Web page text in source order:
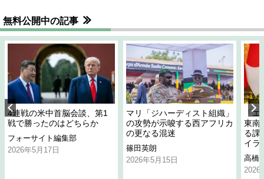
無料公開中の記事
4連戦の米中首脳会談、第1
戦で勝ったのはどちらか
フォーサイト編集部
2026年5月17日
マリ「ジハーディスト組織」
の攻勢が示唆する西アフリカ
の更なる混迷
篠田英朗
2026年5月15日
「
東南
る課
イラ
高橋
2026